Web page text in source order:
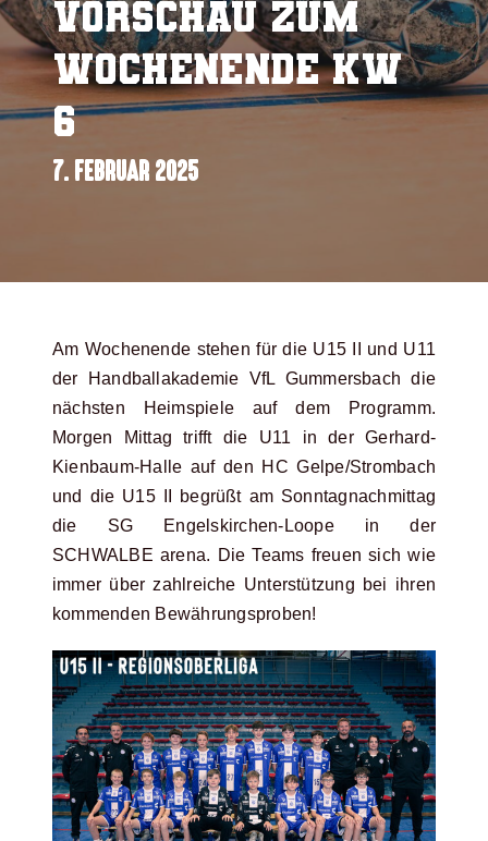
Vorschau zum
Wochenende KW
6
7. FEBRUAR 2025
Am Wochenende stehen für die U15 II und U11
der Handballakademie VfL Gummersbach die
nächsten Heimspiele auf dem Programm.
Morgen Mittag trifft die U11 in der Gerhard-
Kienbaum-Halle auf den HC Gelpe/Strombach
und die U15 II begrüßt am Sonntagnachmittag
die SG Engelskirchen-Loope in der
SCHWALBE arena. Die Teams freuen sich wie
immer über zahlreiche Unterstützung bei ihren
kommenden Bewährungsproben!